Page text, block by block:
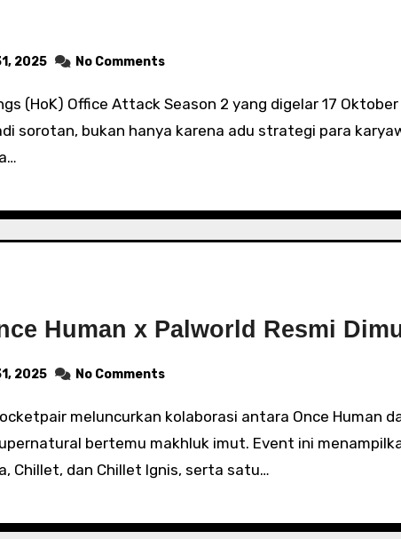
2025 No Comments
sorotan, bukan hanya karena adu strategi para
Human x Palworld Resmi
2025 No Comments
bertemu makhluk imut. Event ini
Chillet, dan Chillet Ignis, serta satu…